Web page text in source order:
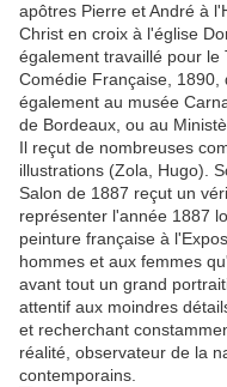
apôtres Pierre et André à
Christ en croix à l'église
également travaillé pour
Comédie Française,
également au musée
de Bordeaux, ou au
Il reçut de nombreuses
illustrations (Zola, Hugo).
Salon de 1887 reçut un
représenter l'année 1887
peinture française à
hommes et aux femmes
avant tout un grand
attentif aux moindres
et recherchant
réalité, observateur de la
contemporains.